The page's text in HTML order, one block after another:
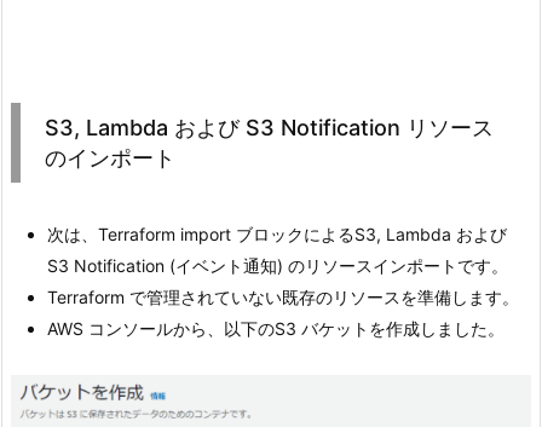
S3, Lambda および S3 Notification リソース
のインポート
次は、Terraform import ブロックによるS3, Lambda および
S3 Notification (イベント通知) のリソースインポートです。
Terraform で管理されていない既存のリソースを準備します。
AWS コンソールから、以下のS3 バケットを作成しました。